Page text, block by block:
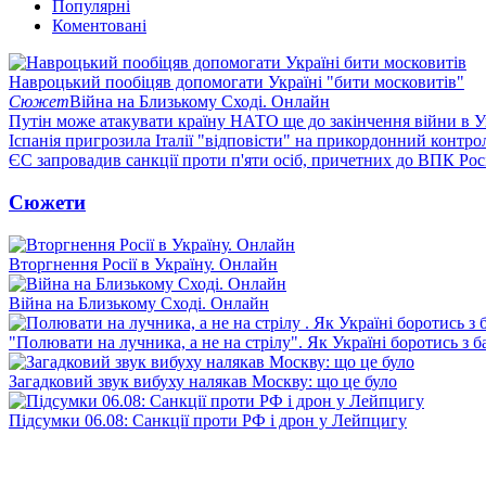
Популярні
Коментовані
Навроцький пообіцяв допомогати Україні "бити московитів"
СюжетВійна на Близькому Сході. Онлайн
Путін може атакувати країну НАТО ще до закінчення війни в
Іспанія пригрозила Італії "відповісти" на прикордонний
ЄС запровадив санкції проти п'яти осіб, причетних до ВПК
Сюжети
Вторгнення Росії в Україну. Онлайн
Війна на Близькому Сході. Онлайн
"Полювати на лучника, а не на стрілу". Як Україні боротись з
Загадковий звук вибуху налякав Москву: що це було
Підсумки 06.08: Санкції проти РФ і дрон у Лейпцигу